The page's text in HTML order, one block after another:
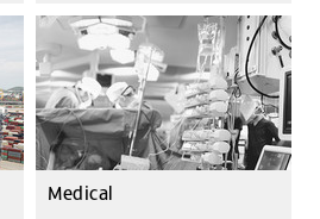
Medical